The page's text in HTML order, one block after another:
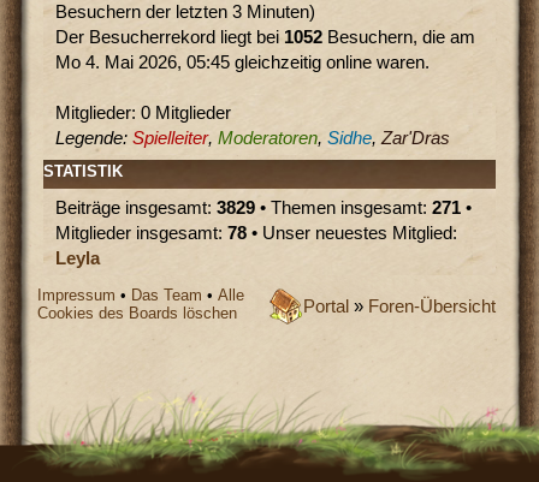
Besuchern der letzten 3 Minuten)
Der Besucherrekord liegt bei 1052 Besuchern, die am
Mo 4. Mai 2026, 05:45 gleichzeitig online waren.
Mitglieder: 0 Mitglieder
Legende:Spielleiter,Moderatoren,Sidhe,Zar'Dras
STATISTIK
Beiträge insgesamt:3829 • Themen insgesamt:271 •
Mitglieder insgesamt:78 • Unser neuestes Mitglied:
Leyla
Portal» Foren-Übersicht
Impressum • Das Team •Alle
Cookies des Boards löschen